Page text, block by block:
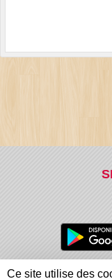
Charte
Ce site utilise des